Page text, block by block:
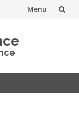
Menu